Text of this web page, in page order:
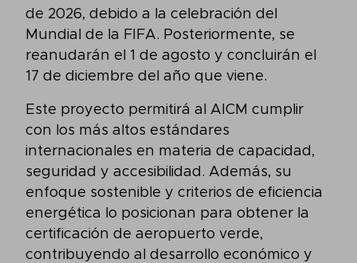
de 2026, debido a la celebración del
Mundial de la FIFA. Posteriormente, se
reanudarán el 1 de agosto y concluirán el
17 de diciembre del año que viene.
Este proyecto permitirá al AICM cumplir
con los más altos estándares
internacionales en materia de capacidad,
seguridad y accesibilidad. Además, su
enfoque sostenible y criterios de eficiencia
energética lo posicionan para obtener la
certificación de aeropuerto verde,
contribuyendo al desarrollo económico y